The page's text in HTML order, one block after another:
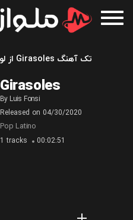
تک آهنگ Girasoles از لویس فونسی (Luis Fonsi)
Girasoles
By Luis Fonsi
Released on 04/30/2020
Pop Latino
1 tracks 00:02:51